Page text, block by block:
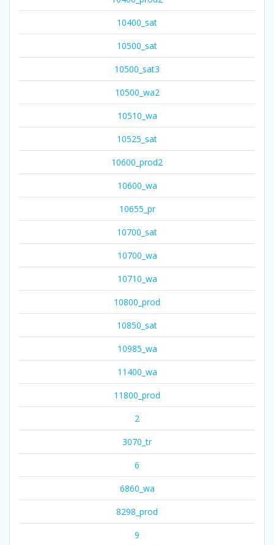
10400_sat
10500_sat
10500_sat3
10500_wa2
10510_wa
10525_sat
10600_prod2
10600_wa
10655_pr
10700_sat
10700_wa
10710_wa
10800_prod
10850_sat
10985_wa
11400_wa
11800_prod
2
3070_tr
6
6860_wa
8298_prod
9